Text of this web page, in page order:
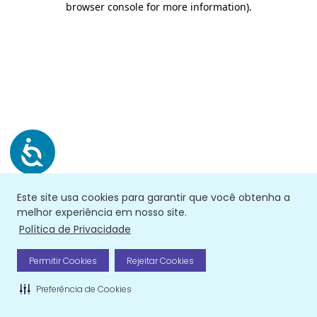
Este site usa cookies para garantir que você obtenha a
melhor experiência em nosso site.
Política de Privacidade
Permitir Cookies Rejeitar Cookies
Preferência de Cookies
browser console for more information).